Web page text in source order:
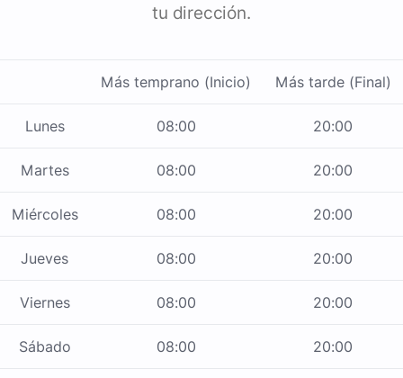
tu dirección.
Más temprano (Inicio) Más tarde (Final)
Lunes 08:00 20:00
Martes 08:00 20:00
Miércoles 08:00 20:00
Jueves 08:00 20:00
Viernes 08:00 20:00
Sábado 08:00 20:00